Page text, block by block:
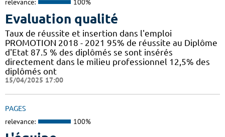
relevance: 100%
Evaluation qualité
Taux de réussite et insertion dans l'emploi
PROMOTION 2018 - 2021 95% de réussite au Diplôme
d'Etat 87.5 % des diplômés se sont insérés
directement dans le milieu professionnel 12,5% des
diplômés ont
15/04/2025 17:00
PAGES
relevance: 100%